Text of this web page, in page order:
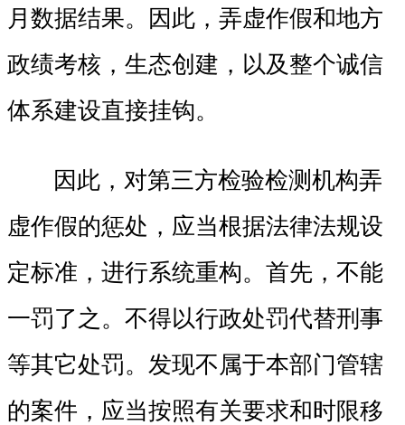
月数据结果。因此，弄虚作假和地方
政绩考核，生态创建，以及整个诚信
体系建设直接挂钩。
因此，对第三方检验检测机构弄
虚作假的惩处，应当根据法律法规设
定标准，进行系统重构。首先，不能
一罚了之。不得以行政处罚代替刑事
等其它处罚。发现不属于本部门管辖
的案件，应当按照有关要求和时限移